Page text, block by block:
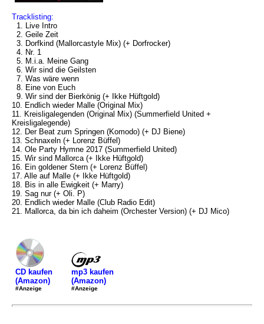
Tracklisting:
1. Live Intro
2. Geile Zeit
3. Dorfkind (Mallorcastyle Mix) (+ Dorfrocker)
4. Nr. 1
5. M.i.a. Meine Gang
6. Wir sind die Geilsten
7. Was wäre wenn
8. Eine von Euch
9. Wir sind der Bierkönig (+ Ikke Hüftgold)
10. Endlich wieder Malle (Original Mix)
11. Kreisligalegenden (Original Mix) (Summerfield United +
Kreisligalegende)
12. Der Beat zum Springen (Komodo) (+ DJ Biene)
13. Schnaxeln (+ Lorenz Büffel)
14. Ole Party Hymne 2017 (Summerfield United)
15. Wir sind Mallorca (+ Ikke Hüftgold)
16. Ein goldener Stern (+ Lorenz Büffel)
17. Alle auf Malle (+ Ikke Hüftgold)
18. Bis in alle Ewigkeit (+ Marry)
19. Sag nur (+ Oli. P)
20. Endlich wieder Malle (Club Radio Edit)
21. Mallorca, da bin ich daheim (Orchester Version) (+ DJ Mico)
CD kaufen
(Amazon)
#Anzeige
mp3 kaufen
(Amazon)
#Anzeige